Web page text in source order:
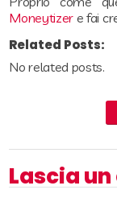
Moneytizer e fai
Related Posts:
No related posts.
Lascia